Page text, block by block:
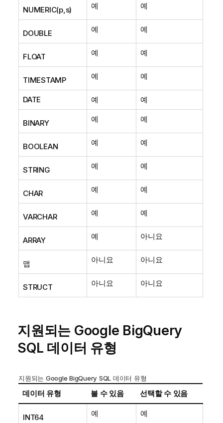
NUMERIC(p,s) 예 예
DOUBLE 예 예
FLOAT 예 예
TIMESTAMP 예 예
DATE 예 예
BINARY 예 예
BOOLEAN 예 예
STRING 예 예
CHAR 예 예
VARCHAR 예 예
ARRAY 예 아니요
맵 아니요 아니요
STRUCT 아니요 아니요
지원되는 Google BigQuery
SQL 데이터 유형
지원되는 Google BigQuery SQL 데이터 유형
데이터 유형 볼 수 있음 선택할 수 있음
INT64 예 예